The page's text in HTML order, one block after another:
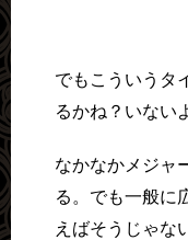
でもこういうタ
るかね？いない
なかなかメジャ
る。でも一般に
えばそうじゃな